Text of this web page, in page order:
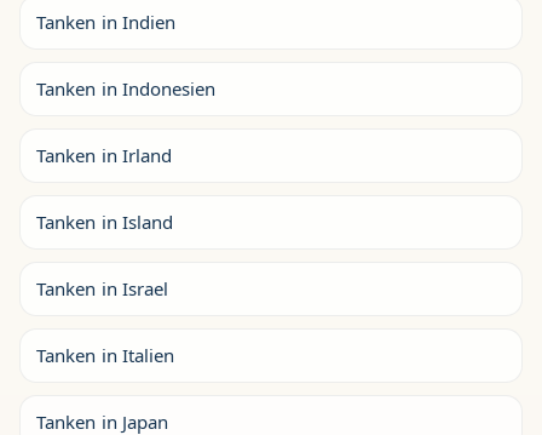
Tanken in Indien
Tanken in Indonesien
Tanken in Irland
Tanken in Island
Tanken in Israel
Tanken in Italien
Tanken in Japan